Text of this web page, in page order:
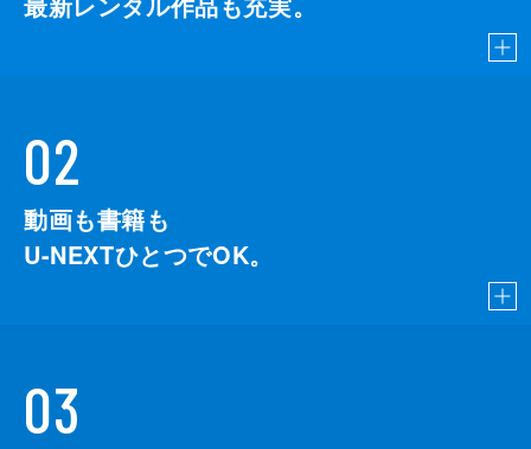
02
動画も書籍も
U-NEXTひとつでOK。
03